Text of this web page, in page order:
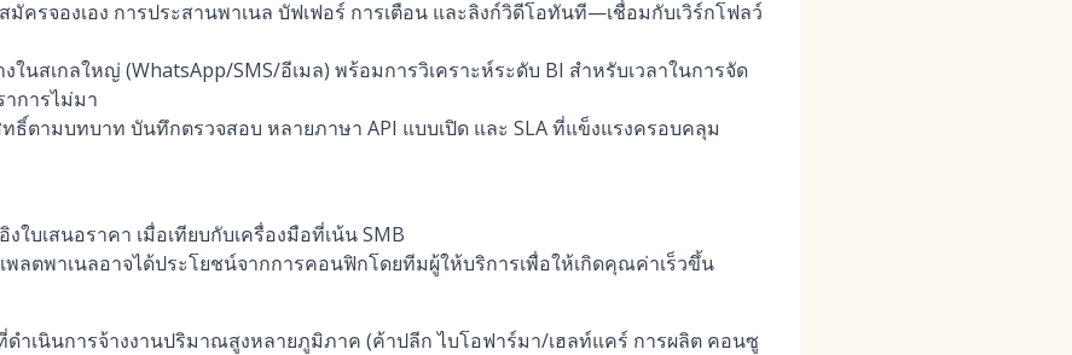
มัครจองเอง การประสานพาเนล บัฟเฟอร์ การเตือน และลิงก์วิดีโอทันที—เชื่อมกับเวิร์กโฟลว์
นสเกลใหญ่ (WhatsApp/SMS/อีเมล) พร้อมการวิเคราะห์ระดับ BI สำหรับเวลาในการจัด
าการไม่มา
ธิ์ตามบทบาท บันทึกตรวจสอบ หลายภาษา API แบบเปิด และ SLA ที่แข็งแรงครอบคลุม
ใบเสนอราคา เมื่อเทียบกับเครื่องมือที่เน้น SMB
พลตพาเนลอาจได้ประโยชน์จากการคอนฟิกโดยทีมผู้ให้บริการเพื่อให้เกิดคุณค่าเร็วขึ้น
ำเนินการจ้างงานปริมาณสูงหลายภูมิภาค (ค้าปลีก ไบโอฟาร์มา/เฮลท์แคร์ การผลิต คอนซู